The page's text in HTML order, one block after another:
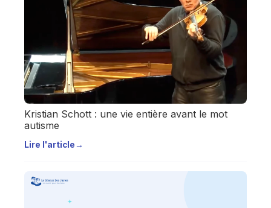
Kristian Schott : une vie entière avant le mot
autisme
Lire l'article→